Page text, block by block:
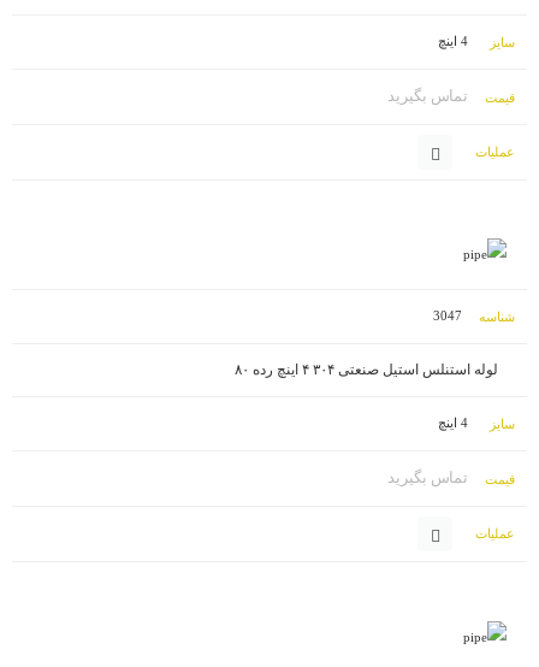
4 اینچ
تماس بگیرید
3047
لوله استنلس استیل صنعتی ۳۰۴ ۴ اینچ رده ۸۰
4 اینچ
تماس بگیرید